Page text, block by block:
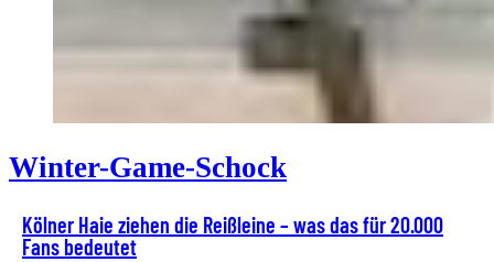
Winter-Game-Schock
Kölner Haie ziehen die Reißleine – was das für 20.000
Fans bedeutet